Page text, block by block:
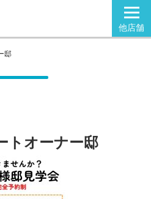
他店舗
邸
トオーナー邸